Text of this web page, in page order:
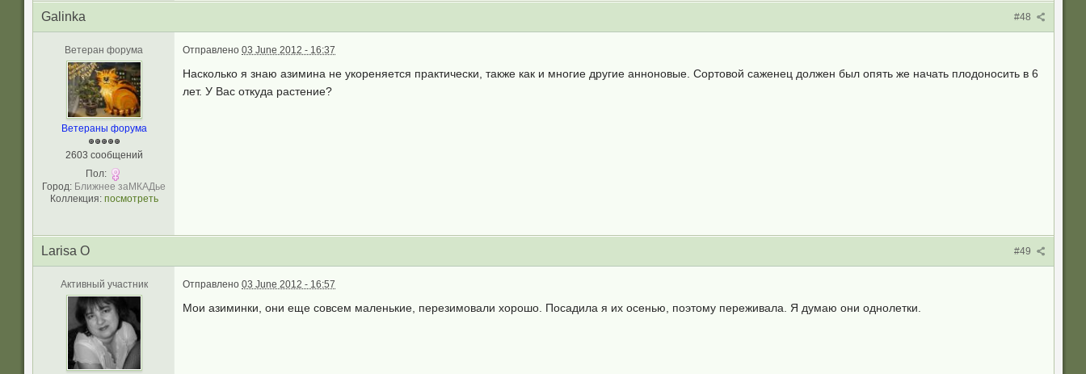
#48
Galinka
Ветеран форума
Ветераны форума
2603 сообщений
Пол:
Город: Ближнее заМКАДье
Коллекция: посмотреть
Отправлено 03 June 2012 - 16:37
Насколько я знаю азимина не укореняется практически, также как и многие другие анноновые. Сортовой саженец должен был опять же начать плодоносить в 6
лет. У Вас откуда растение?
#49
Larisa O
Активный участник Отправлено 03 June 2012 - 16:57
Мои азиминки, они еще совсем маленькие, перезимовали хорошо. Посадила я их осенью, поэтому переживала. Я думаю они однолетки.